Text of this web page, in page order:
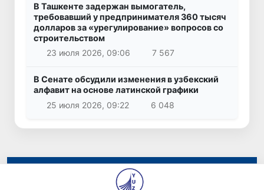
В Ташкенте задержан вымогатель,
требовавший у предпринимателя 360 тысяч
долларов за «урегулирование» вопросов со
строительством
23 июля 2026, 09:06
7 567
В Сенате обсудили изменения в узбекский
алфавит на основе латинской графики
25 июля 2026, 09:22
6 048